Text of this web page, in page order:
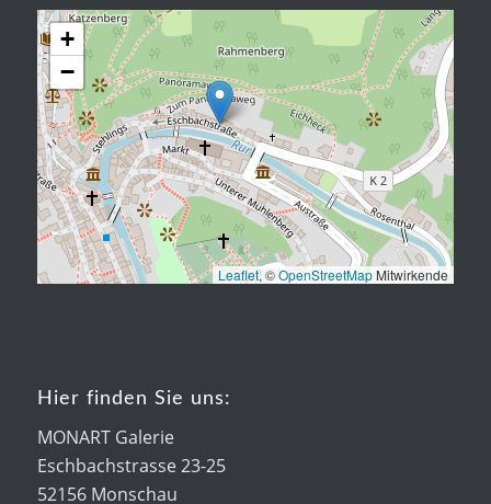
+
−
Leaflet, ©OpenStreetMap Mitwirkende
Hier finden Sie uns:
MONART Galerie
Eschbachstrasse 23-25
52156 Monschau